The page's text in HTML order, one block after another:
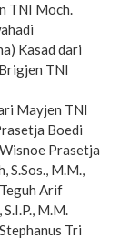
TNI Moch.
Kasad dari
TNI
Mayjen TNI
Boedi
Prasetja
S.Sos., M.M.,
Arif
M.M.
Tri